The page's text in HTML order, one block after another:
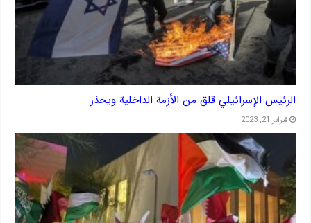
الرئيس الإسرائيلي قلق من الأزمة الداخلية ويحذر
فبراير 21, 2023